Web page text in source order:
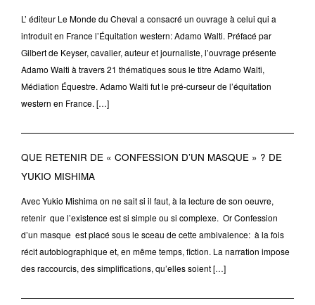
L’ éditeur Le Monde du Cheval a consacré un ouvrage à celui qui a
introduit en France l’Équitation western: Adamo Walti. Préfacé par
Gilbert de Keyser, cavalier, auteur et journaliste, l’ouvrage présente
Adamo Walti à travers 21 thématiques sous le titre Adamo Walti,
Médiation Équestre. Adamo Walti fut le pré-curseur de l’équitation
western en France. […]
QUE RETENIR DE « CONFESSION D’UN MASQUE » ? DE
YUKIO MISHIMA
Avec Yukio Mishima on ne sait si il faut, à la lecture de son oeuvre,
retenir que l’existence est si simple ou si complexe. Or Confession
d’un masque est placé sous le sceau de cette ambivalence: à la fois
récit autobiographique et, en même temps, fiction. La narration impose
des raccourcis, des simplifications, qu’elles soient […]